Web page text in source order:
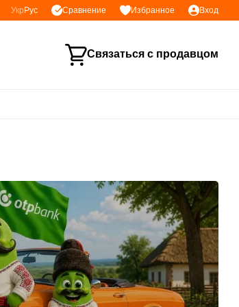
Укр Рус Сравнение Избранное Вход
Связаться с продавцом